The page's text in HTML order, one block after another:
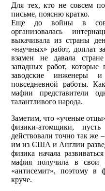
Для тех, кто не совсем
письме, поясню кратко.
Еще до войны в
организовалась
выкачивала из страны
«научных» работ, доплат
взамен не давала
западных работ, которые
заводские инженеры
повседневной работы.
мафии представители
талантливого народа.
Заметим, что «ученые
физики-атомщики,
действовали точно так же
им из США и Англии
физика начала
мафия получила в свои
«антисемит», поэтому в
круче.